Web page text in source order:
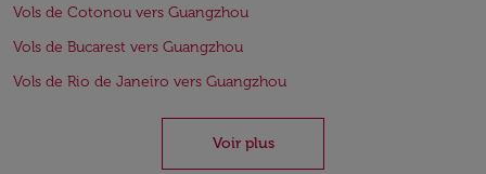
Vols de Cotonou vers Guangzhou
Vols de Bucarest vers Guangzhou
Vols de Rio de Janeiro vers Guangzhou
Voir plus